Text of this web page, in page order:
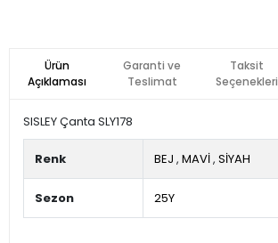
Ürün
Açıklaması
Garanti ve
Teslimat
Taksit
Seçenekleri
SISLEY Çanta SLY178
Renk BEJ , MAVİ, SİYAH
Sezon 25Y